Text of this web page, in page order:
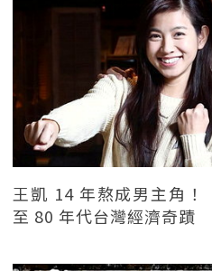
王凱 14 年熬成男主角
至 80 年代台灣經濟奇蹟